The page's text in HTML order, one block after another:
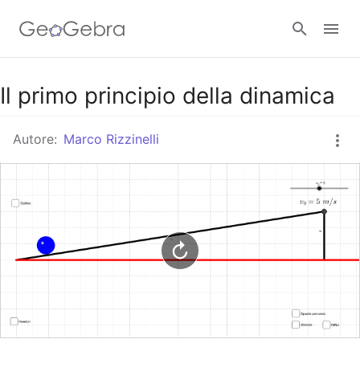
Google Classroom
GeoGebra Classroom
Accedi
Il primo principio della dinamica
Autore: Marco Rizzinelli